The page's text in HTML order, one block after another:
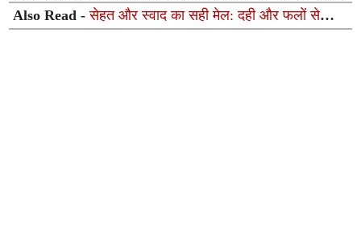
Also Read -सेहत और स्वाद का सही मेल: दही और फलों से
मिनटों में बनाएं ये 5 सुपर-हेल्दी रेसिपीज़